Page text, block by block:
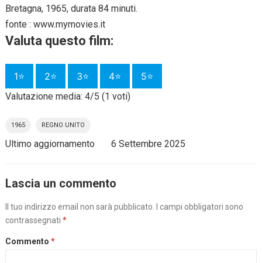
Bretagna, 1965, durata 84 minuti.
fonte : www.mymovies.it
Valuta questo film:
1⭐ 2⭐ 3⭐ 4⭐ 5⭐
Valutazione media: 4/5 (1 voti)
1965 REGNO UNITO
Ultimo aggiornamento 6 Settembre 2025
Lascia un commento
Il tuo indirizzo email non sarà pubblicato.
I campi obbligatori sono
contrassegnati *
Commento *